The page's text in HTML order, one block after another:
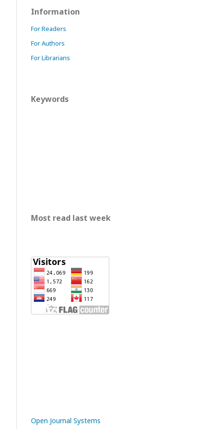
Information
For Readers
For Authors
For Librarians
Keywords
Most read last week
Open Journal Systems